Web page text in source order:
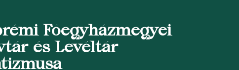
Főegyházmegyei
és Levéltár